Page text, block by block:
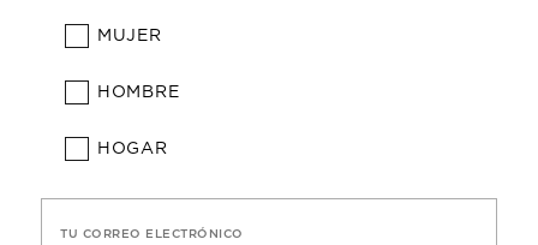
MUJER
HOMBRE
HOGAR
TU CORREO ELECTRÓNICO